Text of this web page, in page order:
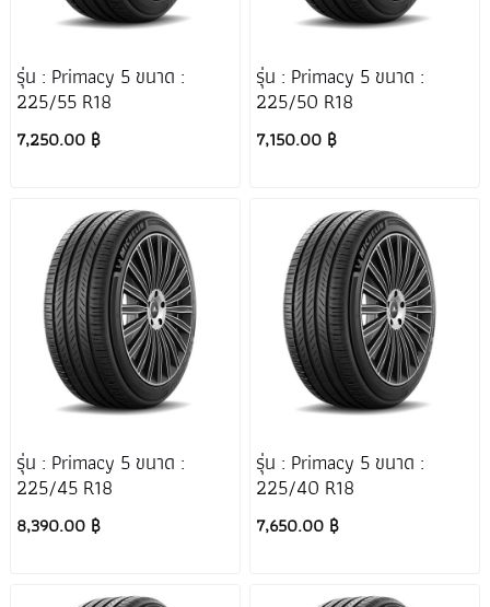
รุ่น : Primacy 5 ขนาด :
225/55 R18
7,250.00 ฿
รุ่น : Primacy 5 ขนาด :
225/50 R18
7,150.00 ฿
รุ่น : Primacy 5 ขนาด :
225/45 R18
8,390.00 ฿
รุ่น : Primacy 5 ขนาด :
225/40 R18
7,650.00 ฿